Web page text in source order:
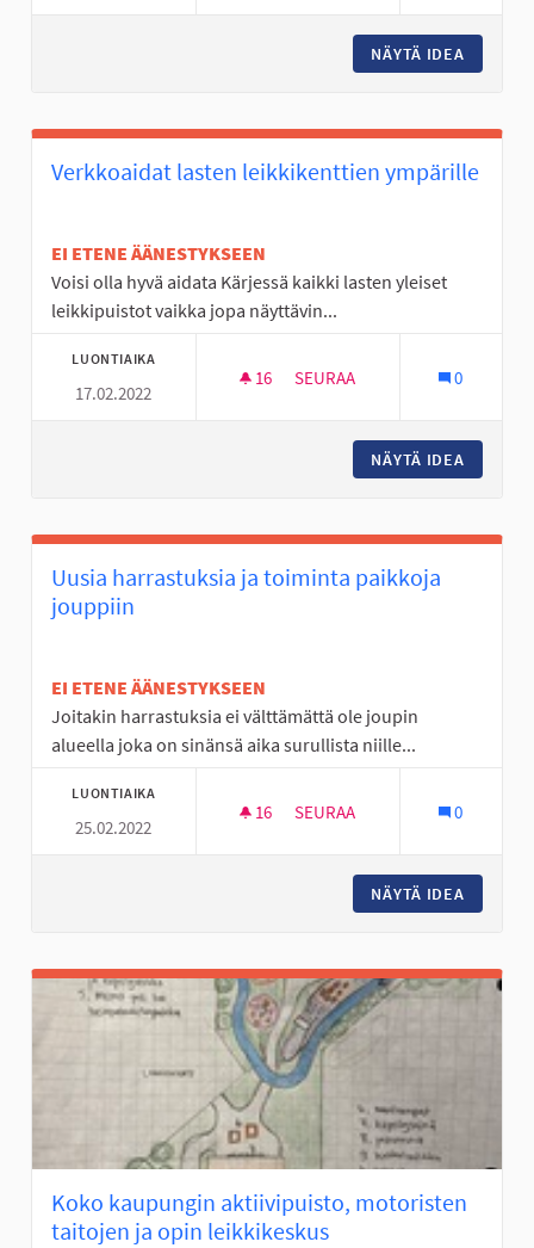
NÄYTÄ IDEA
Verkkoaidat lasten leikkikenttien ympärille
EI ETENE ÄÄNESTYKSEEN
Voisi olla hyvä aidata Kärjessä kaikki lasten yleiset
leikkipuistot vaikka jopa näyttävin...
LUONTIAIKA
17.02.2022
16 16 SEURAAJAA
SEURAA 0
NÄYTÄ IDEA
Uusia harrastuksia ja toiminta paikkoja
jouppiin
EI ETENE ÄÄNESTYKSEEN
Joitakin harrastuksia ei välttämättä ole joupin
alueella joka on sinänsä aika surullista niille...
LUONTIAIKA
25.02.2022
16 16 SEURAAJAA
SEURAA 0
NÄYTÄ IDEA
Koko kaupungin aktiivipuisto, motoristen
taitojen ja opin leikkikeskus